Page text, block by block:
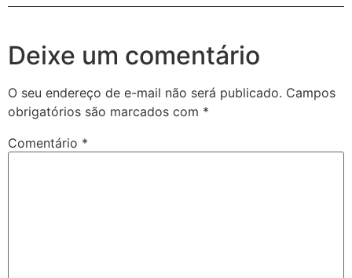
Deixe um comentário
O seu endereço de e-mail não será publicado. Campos
obrigatórios são marcados com *
Comentário *